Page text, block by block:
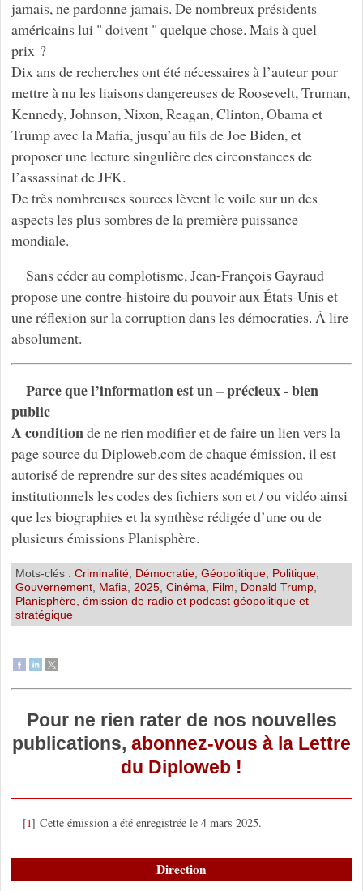
jamais, ne pardonne jamais. De nombreux présidents
américains lui " doivent " quelque chose. Mais à quel
prix ?
Dix ans de recherches ont été nécessaires à l’auteur pour
mettre à nu les liaisons dangereuses de Roosevelt, Truman,
Kennedy, Johnson, Nixon, Reagan, Clinton, Obama et
Trump avec la Mafia, jusqu’au fils de Joe Biden, et
proposer une lecture singulière des circonstances de
l’assassinat de JFK.
De très nombreuses sources lèvent le voile sur un des
aspects les plus sombres de la première puissance
mondiale.
Sans céder au complotisme, Jean-François Gayraud
propose une contre-histoire du pouvoir aux États-Unis et
une réflexion sur la corruption dans les démocraties. À lire
absolument.
Parce que l’information est un – précieux - bien
public
A conditionde ne rien modifier et de faire un lien vers la
page source du Diploweb.com de chaque émission, il est
autorisé de reprendre sur des sites académiques ou
institutionnels les codes des fichiers son et / ou vidéo ainsi
que les biographies et la synthèse rédigée d’une ou de
plusieurs émissions Planisphère.
Mots-clés : Criminalité, Démocratie, Géopolitique, Politique,
Gouvernement, Mafia 2025, Cinéma Film Donald Trump,
Planisphère, émission de radio et podcast géopolitique et
stratégique
Pour ne rien rater de nos nouvelles
publications, abonnez-vous à la Lettre
du Diploweb !
[1]Cette émission a été enregistrée le 4 mars 2025.
Direction